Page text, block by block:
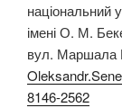
національний
імені О. М.
вул. Маршала
8146-2562